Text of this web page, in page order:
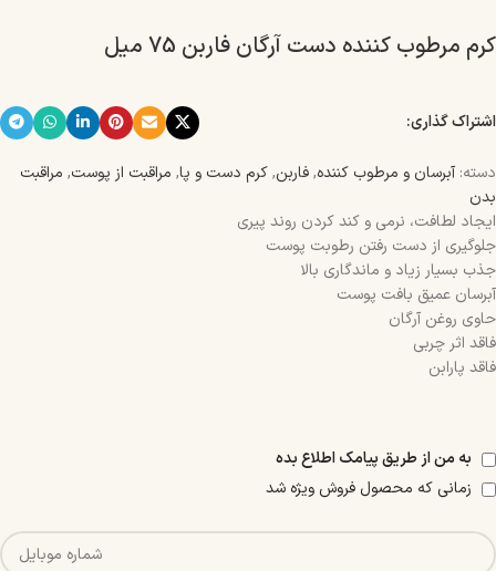
کرم مرطوب کننده دست آرگان فاربن 75 میل
اشتراک گذاری:
دسته: آبرسان و مرطوب کننده,فاربن,کرم دست و پا, مراقبت از پوست, مراقبت
بدن
ایجاد لطافت، نرمی و کند کردن روند پیری
جلوگیری از دست رفتن رطوبت پوست
جذب بسیار زیاد و ماندگاری بالا
آبرسان عمیق بافت پوست
حاوی روغن آرگان
فاقد اثر چربی
فاقد پارابن
به من از طریق پیامک اطلاع بده
زمانی که محصول فروش ویژه شد